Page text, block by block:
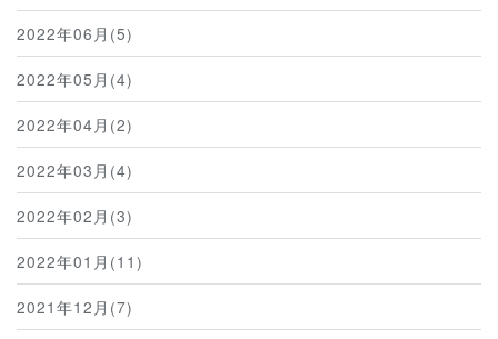
2022年06月(5)
2022年05月(4)
2022年04月(2)
2022年03月(4)
2022年02月(3)
2022年01月(11)
2021年12月(7)